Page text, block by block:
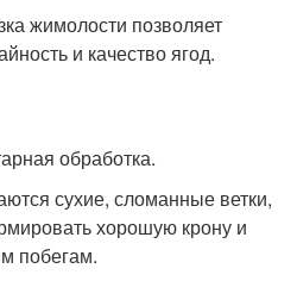
жимолости позволяет
и качество ягод.
обработка.
сухие, сломанные ветки,
хорошую крону и
побегам.